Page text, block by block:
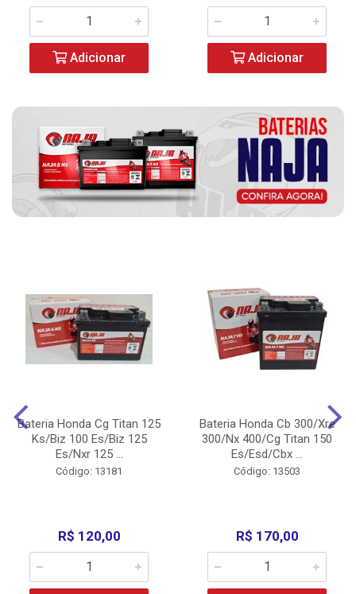
Adicionar Adicionar
Bateria Honda Cg Titan 125
Ks/Biz 100 Es/Biz 125
Es/Nxr 125 ...
Código: 13181
R$ 120,00
Bateria Honda Cb 300/Xre
300/Nx 400/Cg Titan 150
Es/Esd/Cbx ...
Código: 13503
R$ 170,00